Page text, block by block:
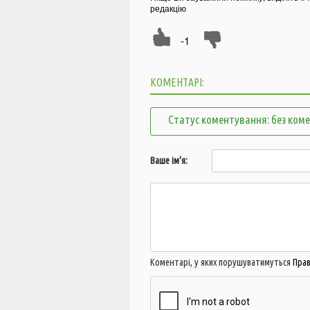
редакцію
-1
КОМЕНТАРІ:
Статус коментування: без
Ваше ім'я:
Коментарі, у яких порушуватимуться